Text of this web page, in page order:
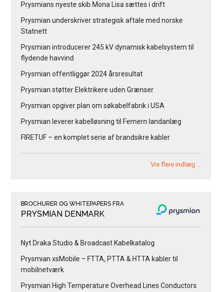
Prysmians nyeste skib Mona Lisa sættes i drift
Prysmian underskriver strategisk aftale med norske
Statnett
Prysmian introducerer 245 kV dynamisk kabelsystem til
flydende havvind
Prysmian offentliggør 2024 årsresultat
Prysmian støtter Elektrikere uden Grænser
Prysmian opgiver plan om søkabelfabrik i USA
Prysmian leverer kabelløsning til Femern landanlæg
FIRETUF – en komplet serie af brandsikre kabler
Vis flere indlæg …
BROCHURER OG WHITEPAPERS FRA
PRYSMIAN DENMARK
Nyt Draka Studio & Broadcast Kabelkatalog
Prysmian xsMobile – FTTA, PTTA & HTTA kabler til
mobilnetværk
Prysmian High Temperature Overhead Lines Conductors